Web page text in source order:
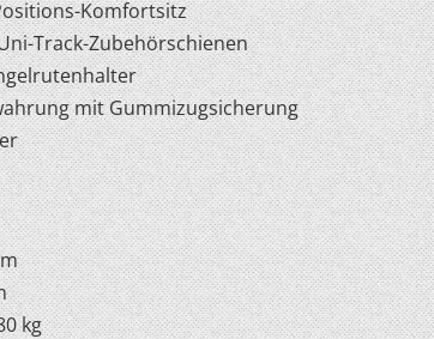
Komfortsitz
Track-Zubehörschienen
mit Gummizugsicherung
kg